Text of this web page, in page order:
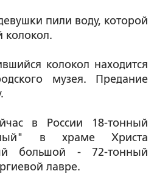
пили воду, которой
колокол находится
музея. Предание
в России 18-тонный
в храме Христа
большой - 72-тонный
лавре.